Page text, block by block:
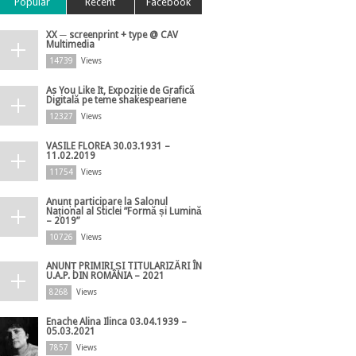
XX ─ screenprint + type @ CAV
Multimedia
14739 Views
As You Like It, Expoziție de Grafică
Digitală pe teme shakespeariene
12327 Views
VASILE FLOREA 30.03.1931 –
11.02.2019
11754 Views
Anunț participare la Salonul
Național al Sticlei ”Formă și Lumină
– 2019”
10726 Views
ANUNȚ PRIMIRI ȘI TITULARIZĂRI ÎN
U.A.P. DIN ROMÂNIA – 2021
8268 Views
Enache Alina Ilinca 03.04.1939 –
05.03.2021
7857 Views